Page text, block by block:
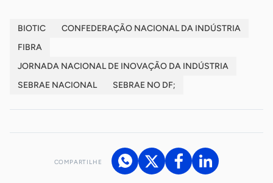
BIOTIC
CONFEDERAÇÃO NACIONAL DA INDÚSTRIA
FIBRA
JORNADA NACIONAL DE INOVAÇÃO DA INDÚSTRIA
SEBRAE NACIONAL
SEBRAE NO DF;
COMPARTILHE